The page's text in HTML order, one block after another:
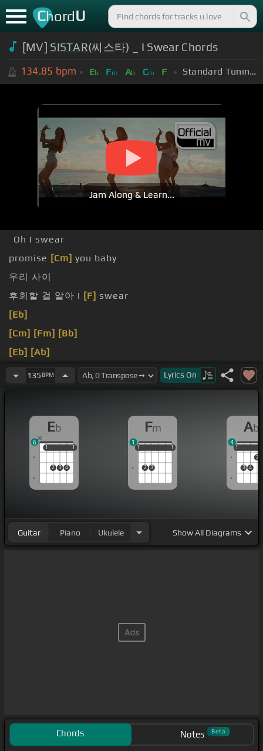
ChordU
[MV] SISTAR(씨스타) _ I Swear Chords
134.85 bpm Eb Fm Ab Cm F Standard Tuning (EADGBE)
Jam Along & Learn...
Oh I swear
promise [Cm] you baby
우리 사이
후회할 걸 알아 I [F] swear
[Eb]
[Cm] [Fm] [Bb]
[Eb] [Ab]
135 BPM Lyrics On
Eb
1
2 3 4
1
1 1
6
Fm
1
2 3
1
1 1
1
Ab
1
3 4
2
1
4
Guitar Piano Ukulele ShowAll Diagrams
Chords Notes Beta